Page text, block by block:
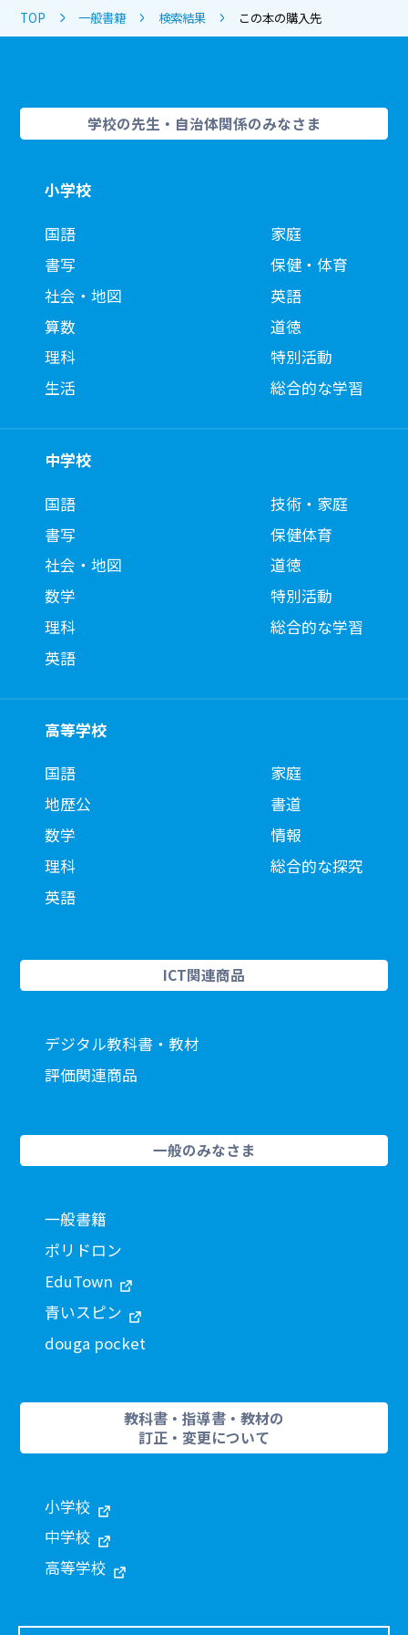
TOP 一般書籍 検索結果 この本の購入先
学校の先生・自治体関係のみなさま
小学校
国語
書写
社会・地図
算数
理科
生活
家庭
保健・体育
英語
道徳
特別活動
総合的な学習
中学校
国語
書写
社会・地図
数学
理科
英語
技術・家庭
保健体育
道徳
特別活動
総合的な学習
高等学校
国語
地歴公
数学
理科
英語
家庭
書道
情報
総合的な探究
ICT関連商品
デジタル教科書・教材
評価関連商品
一般のみなさま
一般書籍
ポリドロン
EduTown
青いスピン
douga pocket
教科書・指導書・教材の
訂正・変更について
小学校
中学校
高等学校